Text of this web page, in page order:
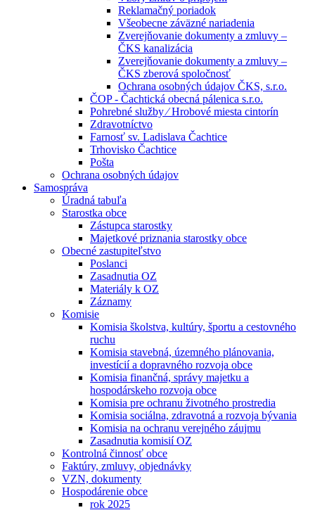
Reklamačný poriadok
Všeobecne záväzné nariadenia
Zverejňovanie dokumenty a zmluvy –
ČKS kanalizácia
Zverejňovanie dokumenty a zmluvy –
ČKS zberová spoločnosť
Ochrana osobných údajov ČKS, s.r.o.
ČOP - Čachtická obecná pálenica s.r.o.
Pohrebné služby ⁄ Hrobové miesta cintorín
Zdravotníctvo
Farnosť sv. Ladislava Čachtice
Trhovisko Čachtice
Pošta
Ochrana osobných údajov
Samospráva
Úradná tabuľa
Starostka obce
Zástupca starostky
Majetkové priznania starostky obce
Obecné zastupiteľstvo
Poslanci
Zasadnutia OZ
Materiály k OZ
Záznamy
Komisie
Komisia školstva, kultúry, športu a cestovného
ruchu
Komisia stavebná, územného plánovania,
investícií a dopravného rozvoja obce
Komisia finančná, správy majetku a
hospodárskeho rozvoja obce
Komisia pre ochranu životného prostredia
Komisia sociálna, zdravotná a rozvoja bývania
Komisia na ochranu verejného záujmu
Zasadnutia komisií OZ
Kontrolná činnosť obce
Faktúry, zmluvy, objednávky
VZN, dokumenty
Hospodárenie obce
rok 2025